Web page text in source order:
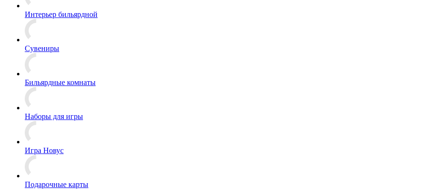
Интерьер бильярдной
Сувениры
Бильярдные комнаты
Наборы для игры
Игра Новус
Подарочные карты